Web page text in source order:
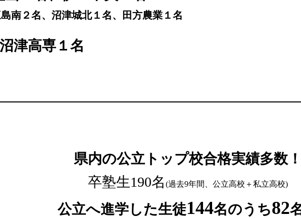
南２名、沼津城北１名、田方農業１名
津高専１名
県内の公立トップ校合格実績多数！
卒塾生190名 (過去9年間、公立高校＋私立高校)
公立へ進学した生徒144名のうち82